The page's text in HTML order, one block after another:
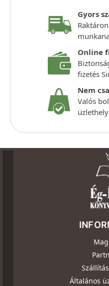
Gyors
Online
fizetés
Nem
Valós
Általános